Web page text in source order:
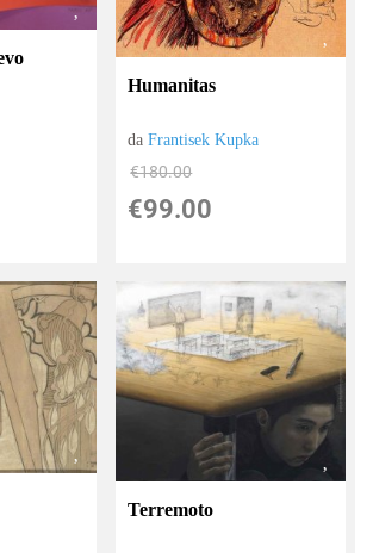
Humanitas
daFrantisek Kupka
€180.00
€99.00
Terremoto